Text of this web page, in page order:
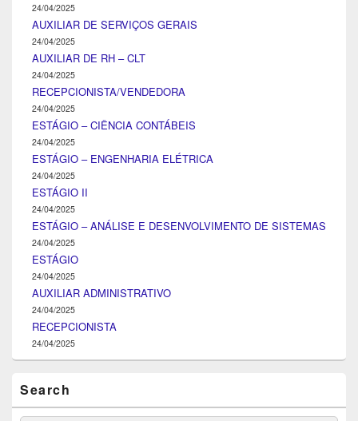
24/04/2025
AUXILIAR DE SERVIÇOS GERAIS
24/04/2025
AUXILIAR DE RH – CLT
24/04/2025
RECEPCIONISTA/VENDEDORA
24/04/2025
ESTÁGIO – CIÊNCIA CONTÁBEIS
24/04/2025
ESTÁGIO – ENGENHARIA ELÉTRICA
24/04/2025
ESTÁGIO II
24/04/2025
ESTÁGIO – ANÁLISE E DESENVOLVIMENTO DE SISTEMAS
24/04/2025
ESTÁGIO
24/04/2025
AUXILIAR ADMINISTRATIVO
24/04/2025
RECEPCIONISTA
24/04/2025
Search